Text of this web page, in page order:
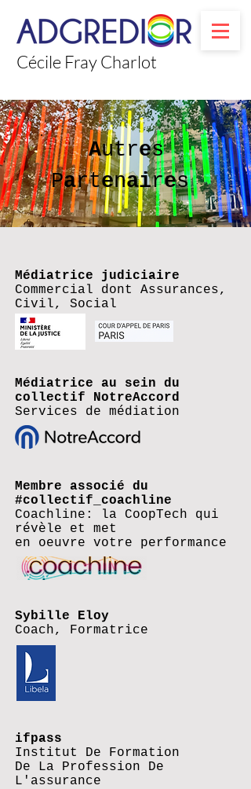
Cécile Fray Charlot
Autres
Partenaires
Médiatrice judiciaire
Commercial dont Assurances,
Civil, Social
Médiatrice au sein du
collectif NotreAccord
Services de médiation
Membre associé du
#collectif_coachline
Coachline: la CoopTech qui
révèle et met
en oeuvre votre performance
Sybille Eloy
Coach, Formatrice
ifpass
Institut De Formation
De La Profession De
L'assurance